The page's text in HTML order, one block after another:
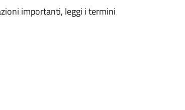
importanti, leggi i termini